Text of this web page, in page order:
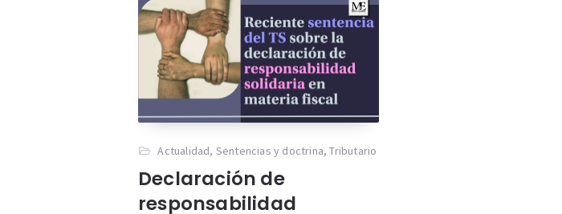
Actualidad, Sentencias y doctrina,Tributario
Declaración de
responsabilidad